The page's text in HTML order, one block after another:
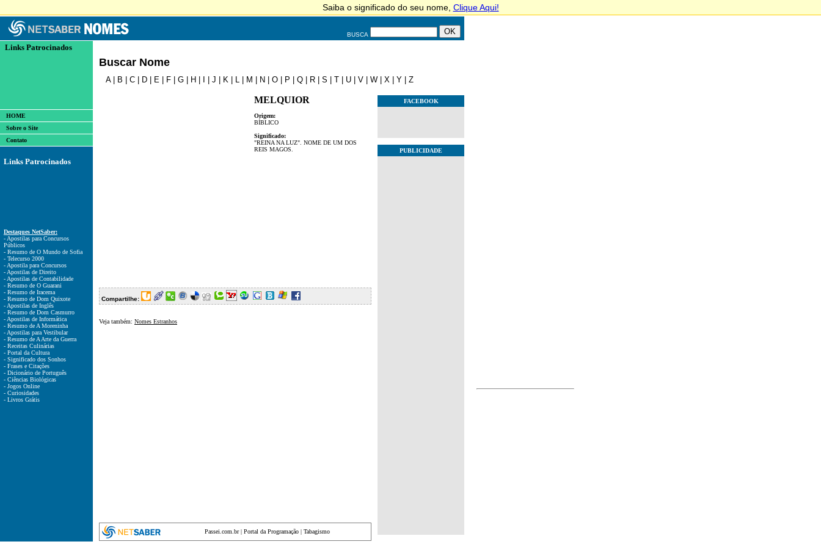
BUSCA
Links Patrocinados
HOME
Sobre o Site
Contato
Links Patrocinados
Destaques NetSaber:
- Apostilas para Concursos
Públicos
- Resumo de O Mundo de Sofia
- Telecurso 2000
- Apostila para Concursos
- Apostilas de Direito
- Apostilas de Contabilidade
- Resumo de O Guarani
- Resumo de Iracema
- Resumo de Dom Quixote
- Apostilas de Inglês
- Resumo de Dom Casmurro
- Apostilas de Informática
- Resumo de A Moreninha
- Apostilas para Vestibular
- Resumo de A Arte da Guerra
- Receitas Culinárias
- Portal da Cultura
- Significado dos Sonhos
- Frases e Citações
- Dicionário de Português
- Ciências Biológicas
- Jogos Online
- Curiosidades
- Livros Grátis
Buscar Nome
A| B C D E F G H J K L M N O P Q R S T U V W X Y Z
MELQUIOR
Origem:
BÍBLICO
Significado:
"REINA NA LUZ". NOME DE UM DOS
REIS MAGOS.
Compartilhe:
Veja também: Nomes Estranhos
Passei.com.br| Portal da Programação| Tabagismo
FACEBOOK
PUBLICIDADE